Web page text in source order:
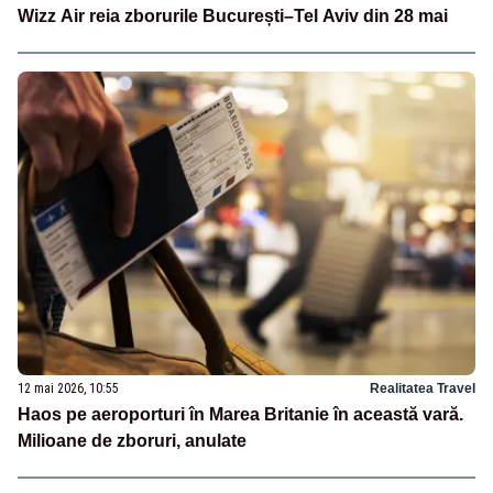
Wizz Air reia zborurile București–Tel Aviv din 28 mai
12 mai 2026, 10:55 Realitatea Travel
Haos pe aeroporturi în Marea Britanie în această vară.
Milioane de zboruri, anulate